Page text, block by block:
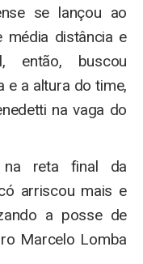
se lançou ao
média distância e
então, buscou
e a altura do time,
na vaga do
na reta final da
arriscou mais e
a posse de
Marcelo Lomba